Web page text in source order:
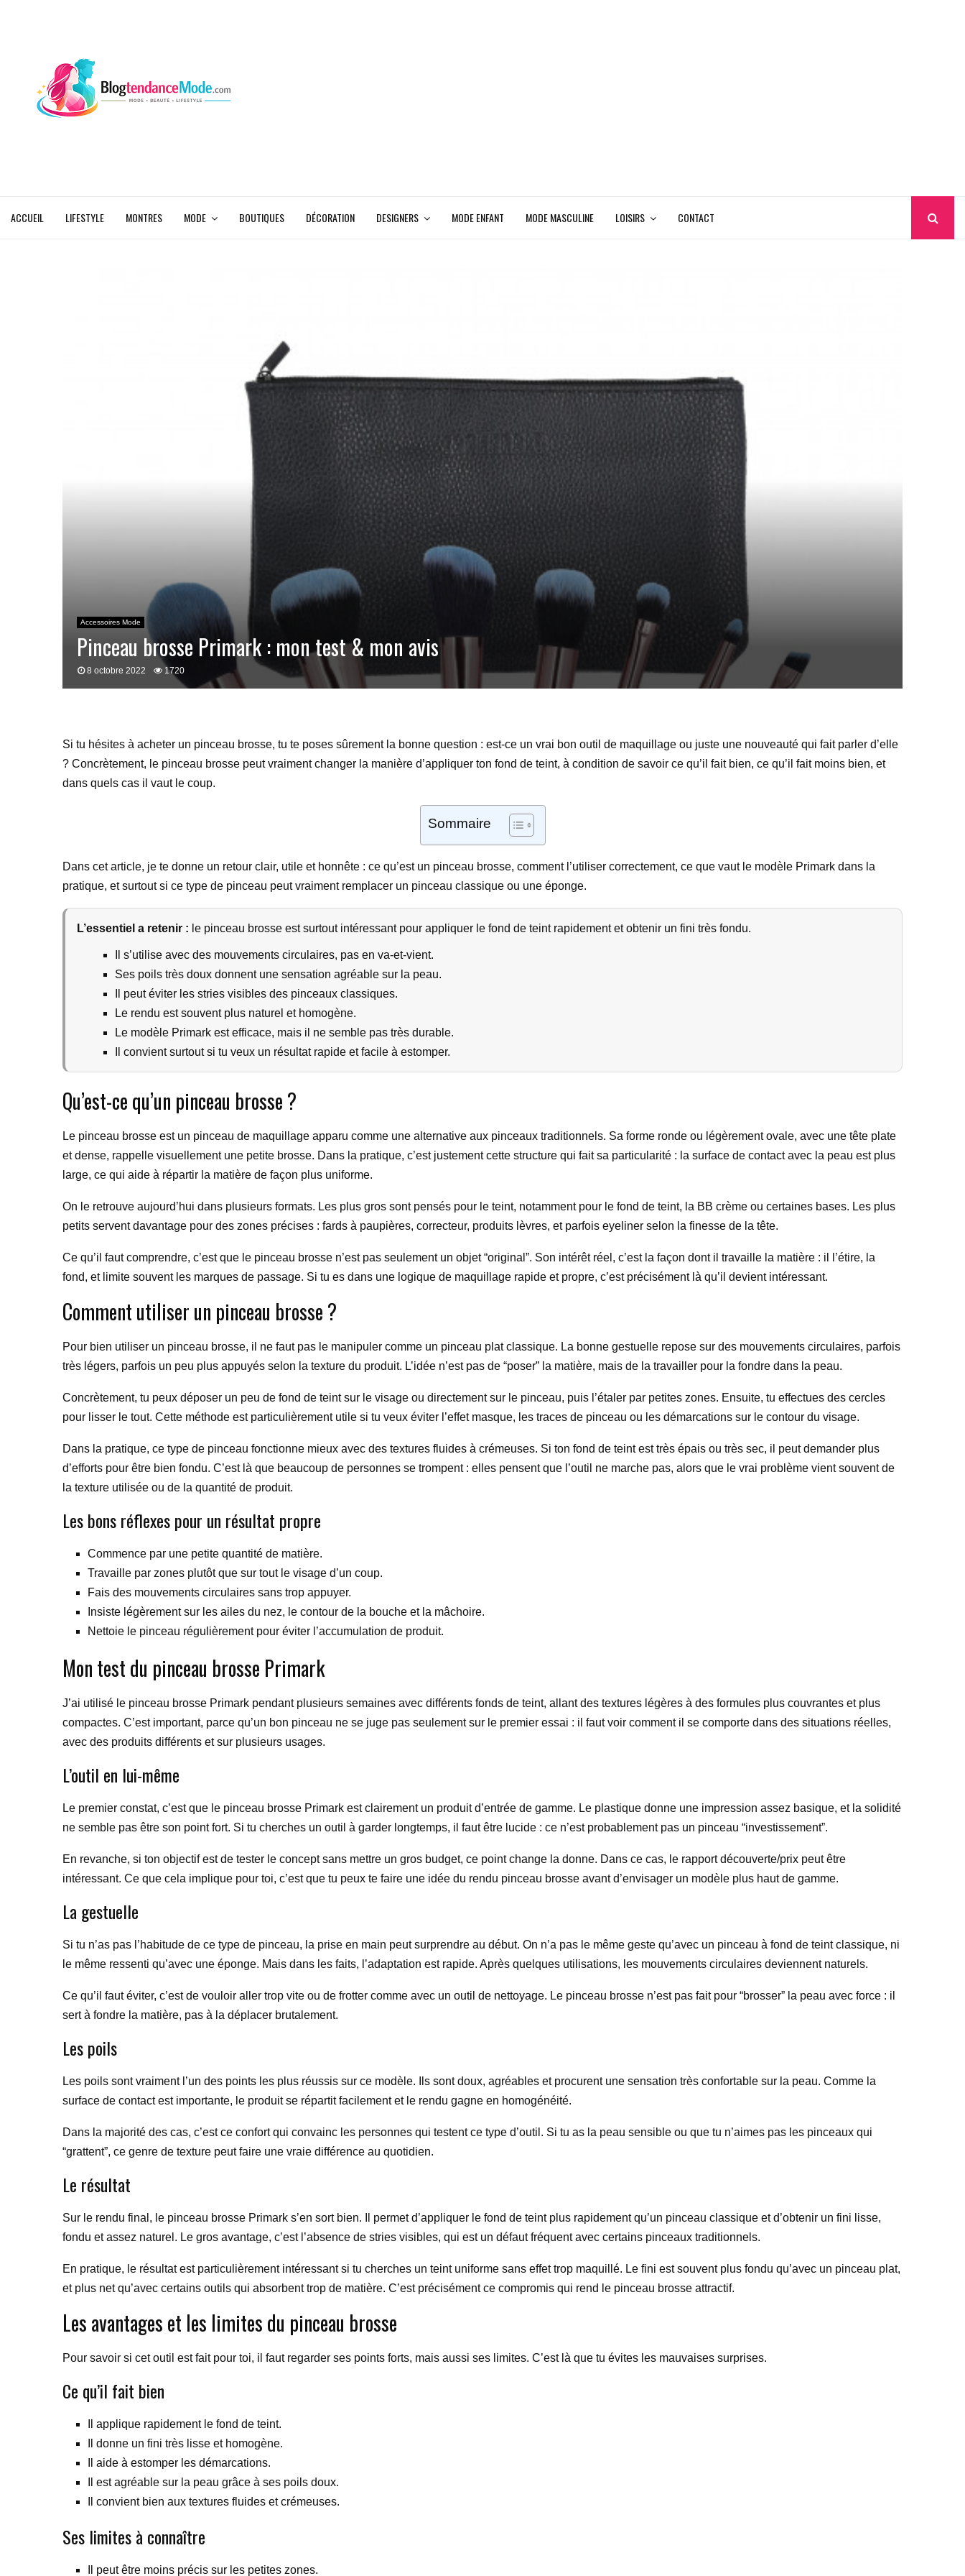
ACCUEIL LIFESTYLE MONTRES MODE BOUTIQUES DÉCORATION DESIGNERS MODE ENFANT MODE MASCULINE LOISIRS CONTACT
Accessoires Mode
Pinceau brosse Primark : mon test & mon avis
8 octobre 2022 1720
Si tu hésites à acheter un pinceau brosse, tu te poses sûrement la bonne question : est-ce un vrai bon outil de maquillage ou juste une nouveauté qui fait parler d’elle
? Concrètement, le pinceau brosse peut vraiment changer la manière d’appliquer ton fond de teint, à condition de savoir ce qu’il fait bien, ce qu’il fait moins bien, et
dans quels cas il vaut le coup.
Sommaire
Dans cet article, je te donne un retour clair, utile et honnête : ce qu’est un pinceau brosse, comment l’utiliser correctement, ce que vaut le modèle Primark dans la
pratique, et surtout si ce type de pinceau peut vraiment remplacer un pinceau classique ou une éponge.
L’essentiel a retenir : le pinceau brosse est surtout intéressant pour appliquer le fond de teint rapidement et obtenir un fini très fondu.
Il s’utilise avec des mouvements circulaires, pas en va-et-vient.
Ses poils très doux donnent une sensation agréable sur la peau.
Il peut éviter les stries visibles des pinceaux classiques.
Le rendu est souvent plus naturel et homogène.
Le modèle Primark est efficace, mais il ne semble pas très durable.
Il convient surtout si tu veux un résultat rapide et facile à estomper.
Qu’est-ce qu’un pinceau brosse ?
Le pinceau brosse est un pinceau de maquillage apparu comme une alternative aux pinceaux traditionnels. Sa forme ronde ou légèrement ovale, avec une tête plate
et dense, rappelle visuellement une petite brosse. Dans la pratique, c’est justement cette structure qui fait sa particularité : la surface de contact avec la peau est plus
large, ce qui aide à répartir la matière de façon plus uniforme.
On le retrouve aujourd’hui dans plusieurs formats. Les plus gros sont pensés pour le teint, notamment pour le fond de teint, la BB crème ou certaines bases. Les plus
petits servent davantage pour des zones précises : fards à paupières, correcteur, produits lèvres, et parfois eyeliner selon la finesse de la tête.
Ce qu’il faut comprendre, c’est que le pinceau brosse n’est pas seulement un objet “original”. Son intérêt réel, c’est la façon dont il travaille la matière : il l’étire, la
fond, et limite souvent les marques de passage. Si tu es dans une logique de maquillage rapide et propre, c’est précisément là qu’il devient intéressant.
Comment utiliser un pinceau brosse ?
Pour bien utiliser un pinceau brosse, il ne faut pas le manipuler comme un pinceau plat classique. La bonne gestuelle repose sur des mouvements circulaires, parfois
très légers, parfois un peu plus appuyés selon la texture du produit. L’idée n’est pas de “poser” la matière, mais de la travailler pour la fondre dans la peau.
Concrètement, tu peux déposer un peu de fond de teint sur le visage ou directement sur le pinceau, puis l’étaler par petites zones. Ensuite, tu effectues des cercles
pour lisser le tout. Cette méthode est particulièrement utile si tu veux éviter l’effet masque, les traces de pinceau ou les démarcations sur le contour du visage.
Dans la pratique, ce type de pinceau fonctionne mieux avec des textures fluides à crémeuses. Si ton fond de teint est très épais ou très sec, il peut demander plus
d’efforts pour être bien fondu. C’est là que beaucoup de personnes se trompent : elles pensent que l’outil ne marche pas, alors que le vrai problème vient souvent de
la texture utilisée ou de la quantité de produit.
Les bons réflexes pour un résultat propre
Commence par une petite quantité de matière.
Travaille par zones plutôt que sur tout le visage d’un coup.
Fais des mouvements circulaires sans trop appuyer.
Insiste légèrement sur les ailes du nez, le contour de la bouche et la mâchoire.
Nettoie le pinceau régulièrement pour éviter l’accumulation de produit.
Mon test du pinceau brosse Primark
J’ai utilisé le pinceau brosse Primark pendant plusieurs semaines avec différents fonds de teint, allant des textures légères à des formules plus couvrantes et plus
compactes. C’est important, parce qu’un bon pinceau ne se juge pas seulement sur le premier essai : il faut voir comment il se comporte dans des situations réelles,
avec des produits différents et sur plusieurs usages.
L’outil en lui-même
Le premier constat, c’est que le pinceau brosse Primark est clairement un produit d’entrée de gamme. Le plastique donne une impression assez basique, et la solidité
ne semble pas être son point fort. Si tu cherches un outil à garder longtemps, il faut être lucide : ce n’est probablement pas un pinceau “investissement”.
En revanche, si ton objectif est de tester le concept sans mettre un gros budget, ce point change la donne. Dans ce cas, le rapport découverte/prix peut être
intéressant. Ce que cela implique pour toi, c’est que tu peux te faire une idée du rendu pinceau brosse avant d’envisager un modèle plus haut de gamme.
La gestuelle
Si tu n’as pas l’habitude de ce type de pinceau, la prise en main peut surprendre au début. On n’a pas le même geste qu’avec un pinceau à fond de teint classique, ni
le même ressenti qu’avec une éponge. Mais dans les faits, l’adaptation est rapide. Après quelques utilisations, les mouvements circulaires deviennent naturels.
Ce qu’il faut éviter, c’est de vouloir aller trop vite ou de frotter comme avec un outil de nettoyage. Le pinceau brosse n’est pas fait pour “brosser” la peau avec force : il
sert à fondre la matière, pas à la déplacer brutalement.
Les poils
Les poils sont vraiment l’un des points les plus réussis sur ce modèle. Ils sont doux, agréables et procurent une sensation très confortable sur la peau. Comme la
surface de contact est importante, le produit se répartit facilement et le rendu gagne en homogénéité.
Dans la majorité des cas, c’est ce confort qui convainc les personnes qui testent ce type d’outil. Si tu as la peau sensible ou que tu n’aimes pas les pinceaux qui
“grattent”, ce genre de texture peut faire une vraie différence au quotidien.
Le résultat
Sur le rendu final, le pinceau brosse Primark s’en sort bien. Il permet d’appliquer le fond de teint plus rapidement qu’un pinceau classique et d’obtenir un fini lisse,
fondu et assez naturel. Le gros avantage, c’est l’absence de stries visibles, qui est un défaut fréquent avec certains pinceaux traditionnels.
En pratique, le résultat est particulièrement intéressant si tu cherches un teint uniforme sans effet trop maquillé. Le fini est souvent plus fondu qu’avec un pinceau plat,
et plus net qu’avec certains outils qui absorbent trop de matière. C’est précisément ce compromis qui rend le pinceau brosse attractif.
Les avantages et les limites du pinceau brosse
Pour savoir si cet outil est fait pour toi, il faut regarder ses points forts, mais aussi ses limites. C’est là que tu évites les mauvaises surprises.
Ce qu’il fait bien
Il applique rapidement le fond de teint.
Il donne un fini très lisse et homogène.
Il aide à estomper les démarcations.
Il est agréable sur la peau grâce à ses poils doux.
Il convient bien aux textures fluides et crémeuses.
Ses limites à connaître
Il peut être moins précis sur les petites zones.